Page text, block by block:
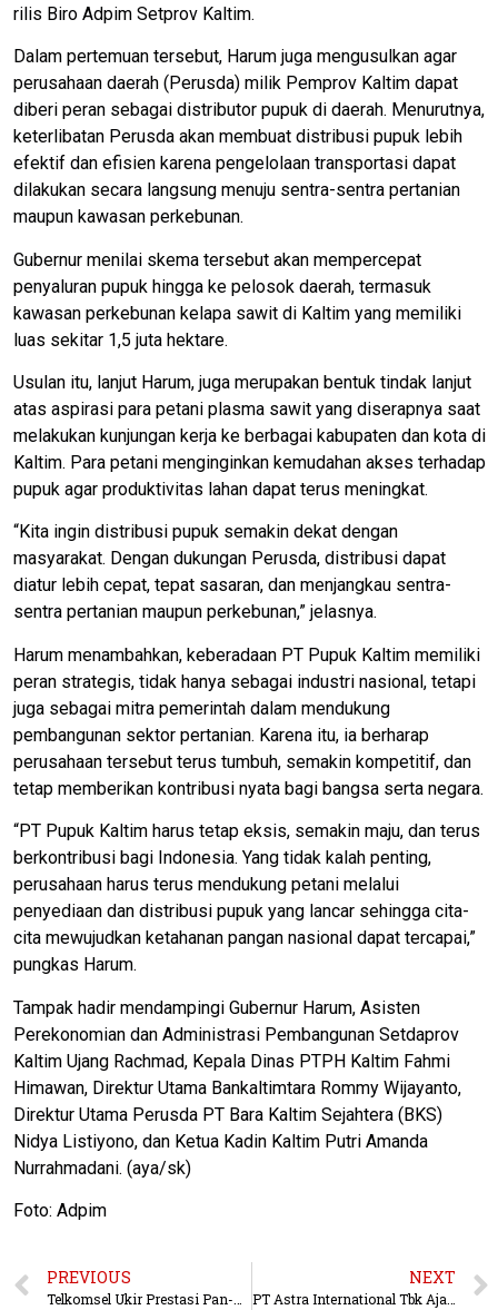
rilis Biro Adpim Setprov Kaltim.
Dalam pertemuan tersebut, Harum juga mengusulkan agar
perusahaan daerah (Perusda) milik Pemprov Kaltim dapat
diberi peran sebagai distributor pupuk di daerah. Menurutnya,
keterlibatan Perusda akan membuat distribusi pupuk lebih
efektif dan efisien karena pengelolaan transportasi dapat
dilakukan secara langsung menuju sentra-sentra pertanian
maupun kawasan perkebunan.
Gubernur menilai skema tersebut akan mempercepat
penyaluran pupuk hingga ke pelosok daerah, termasuk
kawasan perkebunan kelapa sawit di Kaltim yang memiliki
luas sekitar 1,5 juta hektare.
Usulan itu, lanjut Harum, juga merupakan bentuk tindak lanjut
atas aspirasi para petani plasma sawit yang diserapnya saat
melakukan kunjungan kerja ke berbagai kabupaten dan kota di
Kaltim. Para petani menginginkan kemudahan akses terhadap
pupuk agar produktivitas lahan dapat terus meningkat.
“Kita ingin distribusi pupuk semakin dekat dengan
masyarakat. Dengan dukungan Perusda, distribusi dapat
diatur lebih cepat, tepat sasaran, dan menjangkau sentra-
sentra pertanian maupun perkebunan,” jelasnya.
Harum menambahkan, keberadaan PT Pupuk Kaltim memiliki
peran strategis, tidak hanya sebagai industri nasional, tetapi
juga sebagai mitra pemerintah dalam mendukung
pembangunan sektor pertanian. Karena itu, ia berharap
perusahaan tersebut terus tumbuh, semakin kompetitif, dan
tetap memberikan kontribusi nyata bagi bangsa serta negara.
“PT Pupuk Kaltim harus tetap eksis, semakin maju, dan terus
berkontribusi bagi Indonesia. Yang tidak kalah penting,
perusahaan harus terus mendukung petani melalui
penyediaan dan distribusi pupuk yang lancar sehingga cita-
cita mewujudkan ketahanan pangan nasional dapat tercapai,”
pungkas Harum.
Tampak hadir mendampingi Gubernur Harum, Asisten
Perekonomian dan Administrasi Pembangunan Setdaprov
Kaltim Ujang Rachmad, Kepala Dinas PTPH Kaltim Fahmi
Himawan, Direktur Utama Bankaltimtara Rommy Wijayanto,
Direktur Utama Perusda PT Bara Kaltim Sejahtera (BKS)
Nidya Listiyono, dan Ketua Kadin Kaltim Putri Amanda
Nurrahmadani. (aya/sk)
Foto: Adpim
PREVIOUS
Telkomsel Ukir Prestasi Pan-Asia, Strategi Wellbeing Karyawan Raih Penghargaan Bergengsi Employee Experience Awards 2026
NEXT
PT Astra International Tbk Ajak Anak Muda Jadi Inisiator Perubahan melalui 17th SATU Indonesia Awards 2026 di Young On Top National Conference